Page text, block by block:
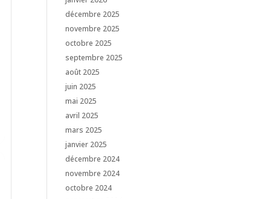
décembre 2025
novembre 2025
octobre 2025
septembre 2025
août 2025
juin 2025
mai 2025
avril 2025
mars 2025
janvier 2025
décembre 2024
novembre 2024
octobre 2024